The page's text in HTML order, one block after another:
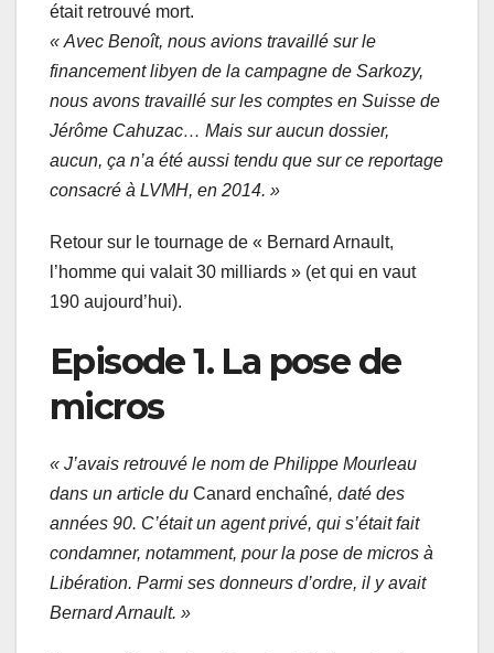
était retrouvé mort.
« Avec Benoît, nous avions travaillé sur le
financement libyen de la campagne de Sarkozy,
nous avons travaillé sur les comptes en Suisse de
Jérôme Cahuzac… Mais sur aucun dossier,
aucun, ça n’a été aussi tendu que sur ce reportage
consacré à LVMH, en 2014. »
Retour sur le tournage de « Bernard Arnault,
l’homme qui valait 30 milliards » (et qui en vaut
190 aujourd’hui).
Episode 1. La pose de
micros
« J’avais retrouvé le nom de Philippe Mourleau
dans un article du Canard enchaîné, daté des
années 90. C’était un agent privé, qui s’était fait
condamner, notamment, pour la pose de micros à
Libération. Parmi ses donneurs d’ordre, il y avait
Bernard Arnault. »